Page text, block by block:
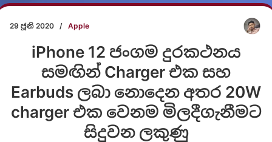
29 ජූනි 2020 / Apple
iPhone 12 ජංගම දුරකථනය
සමඟින් Charger එක සහ
Earbuds ලබා නොදෙන අතර 20W
charger එක වෙනම මිලදීගැනීමට
සිදුවන ලකුණු